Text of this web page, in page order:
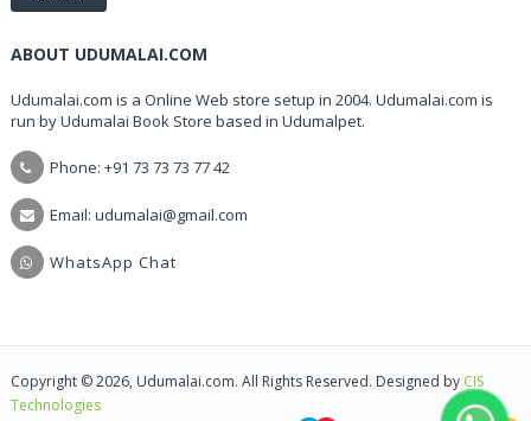
ABOUT UDUMALAI.COM
Udumalai.com is a Online Web store setup in 2004. Udumalai.com is
run by Udumalai Book Store based in Udumalpet.
Phone: +91 73 73 73 77 42
Email: udumalai@gmail.com
WhatsApp Chat
Copyright © 2026, Udumalai.com. All Rights Reserved. Designed by CIS
Technologies